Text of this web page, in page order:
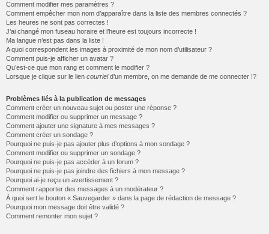
Comment modifier mes paramètres ?
Comment empêcher mon nom d’apparaître dans la liste des membres connectés ?
Les heures ne sont pas correctes !
J’ai changé mon fuseau horaire et l’heure est toujours incorrecte !
Ma langue n’est pas dans la liste !
A quoi correspondent les images à proximité de mon nom d’utilisateur ?
Comment puis-je afficher un avatar ?
Qu’est-ce que mon rang et comment le modifier ?
Lorsque je clique sur le lien courrield’un membre, on me demande de me connecter !?
Problèmes liés à la publication de messages
Comment créer un nouveau sujet ou poster une réponse ?
Comment modifier ou supprimer un message ?
Comment ajouter une signature à mes messages ?
Comment créer un sondage ?
Pourquoi ne puis-je pas ajouter plus d’options à mon sondage ?
Comment modifier ou supprimer un sondage ?
Pourquoi ne puis-je pas accéder à un forum ?
Pourquoi ne puis-je pas joindre des fichiers à mon message ?
Pourquoi ai-je reçu un avertissement ?
Comment rapporter des messages à un modérateur ?
À quoi sert le bouton « Sauvegarder » dans la page de rédaction de message ?
Pourquoi mon message doit être validé ?
Comment remonter mon sujet ?